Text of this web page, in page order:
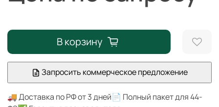
В корзину
Запросить коммерческое предложение
🚚 Доставка по РФ от 3 дней📄 Полный пакет для 44-